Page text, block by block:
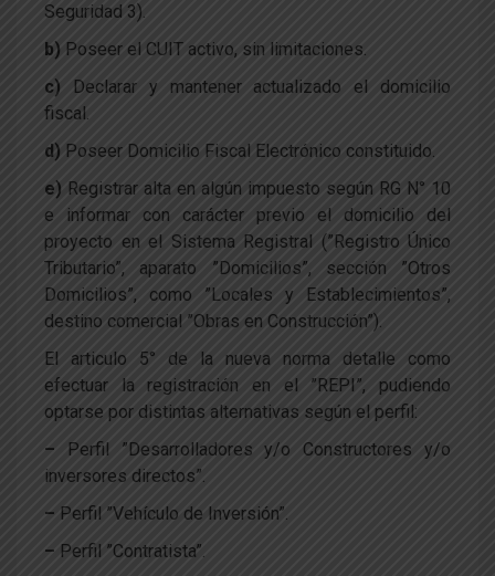
Seguridad 3).
b) Poseer el CUIT activo, sin limitaciones.
c) Declarar y mantener actualizado el domicilio
fiscal.
d) Poseer Domicilio Fiscal Electrónico constituido.
e) Registrar alta en algún impuesto según RG N° 10
e informar con carácter previo el domicilio del
proyecto en el Sistema Registral (”Registro Único
Tributario”, aparato ”Domicilios”, sección ”Otros
Domicilios”, como ”Locales y Establecimientos”,
destino comercial ”Obras en Construcción”).
El articulo 5° de la nueva norma detalle como
efectuar la registración en el ”REPI”, pudiendo
optarse por distintas alternativas según el perfil:
– Perfil ”Desarrolladores y/o Constructores y/o
inversores directos”.
– Perfil ”Vehículo de Inversión”.
– Perfil ”Contratista”.